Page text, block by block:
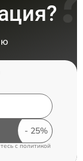
cполитикой